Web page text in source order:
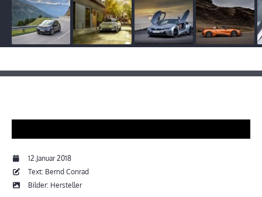
12.Januar 2018
Text: Bernd Conrad
Bilder: Hersteller